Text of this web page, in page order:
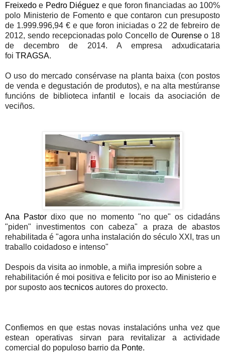
Freixedo e Pedro Diéguez e que foron financiadas ao 100%
polo Ministerio de Fomento e que contaron cun presuposto
de 1.999.996,94 € e que foron iniciadas o 22 de febreiro de
2012, sendo recepcionadas polo Concello de Ourenseo 18
de decembro de 2014. A empresa adxudicataria
foi TRAGSA.
O uso do mercado consérvase na planta baixa (con postos
de venda e degustación de produtos), e na alta mestúranse
funcións de biblioteca infantil e locais da asociación de
veciños.
Ana Pastor dixo que no momento "no que" os cidadáns
"piden" investimentos con cabeza" a praza de abastos
rehabilitada é "agora unha instalación do século XXI, tras un
traballo coidadoso e intenso"
Despois da visita ao inmoble, a miña impresión sobre a
rehabilitación é moi positiva e felicito por iso ao Ministerio e
por suposto aos tecnicos autores do proxecto.
Confiemos en que estas novas instalacións unha vez que
estean operativas sirvan para revitalizar a actividade
comercial do populoso barrio da Ponte.